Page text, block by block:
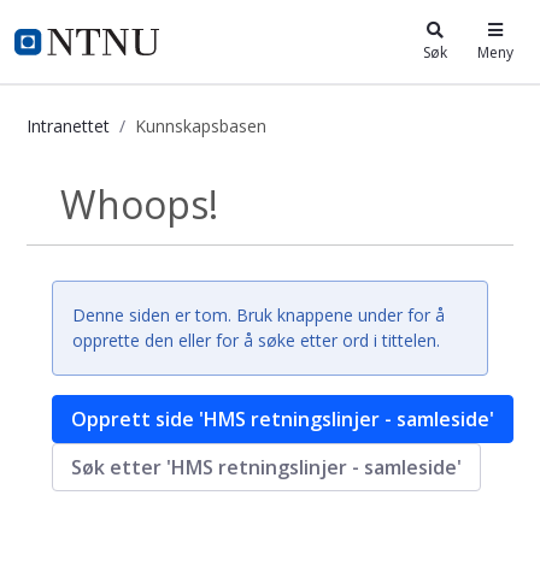
i.ntnu.no Søk Meny
Intranettet Kunnskapsbasen
Kunnskapsbasen
Tilbake
Whoops!
Denne siden er tom. Bruk knappene under for å
opprette den eller for å søke etter ord i tittelen.
Opprett side 'HMS retningslinjer - samleside'
Søk etter 'HMS retningslinjer - samleside'